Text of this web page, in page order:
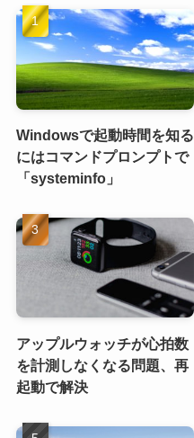
Windowsで起動時間を知る
にはコマンドプロンプトで
「systeminfo」
アップルウォッチが心拍数
を計測しなくなる問題、再
起動で解決